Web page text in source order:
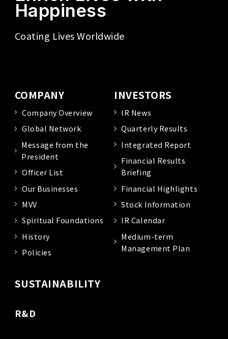
Happiness
Coating Lives Worldwide
COMPANY
Company Overview
Global Network
Message from the
President
Officer List
Our Businesses
MVV
Spiritual Foundations
History
Policies
INVESTORS
IR News
Quarterly Results
Integrated Report
Financial Results
Briefing
Financial Highlights
Stock Information
IR Calendar
Medium-term
Management Plan
SUSTAINABILITY
R&D